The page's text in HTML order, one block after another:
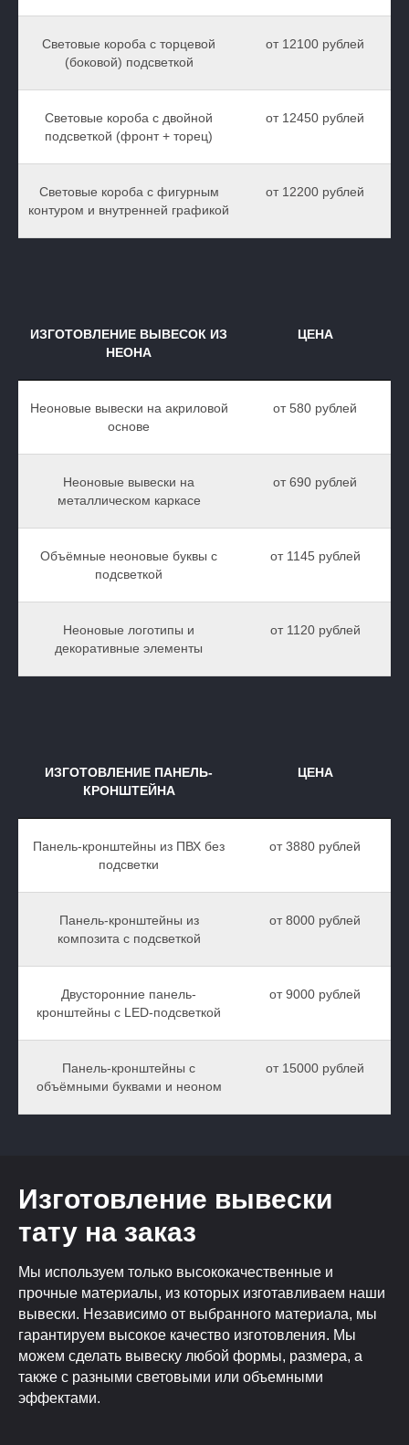
Световые короба с торцевой
(боковой) подсветкой
от 12100 рублей
Световые короба с двойной
подсветкой (фронт + торец)
от 12450 рублей
Световые короба с фигурным
контуром и внутренней графикой
от 12200 рублей
ИЗГОТОВЛЕНИЕ ВЫВЕСОК ИЗ
НЕОНА
ЦЕНА
Неоновые вывески на акриловой
основе
от 580 рублей
Неоновые вывески на
металлическом каркасе
от 690 рублей
Объёмные неоновые буквы с
подсветкой
от 1145 рублей
Неоновые логотипы и
декоративные элементы
от 1120 рублей
ИЗГОТОВЛЕНИЕ ПАНЕЛЬ-
КРОНШТЕЙНА
ЦЕНА
Панель-кронштейны из ПВХ без
подсветки
от 3880 рублей
Панель-кронштейны из
композита с подсветкой
от 8000 рублей
Двусторонние панель-
кронштейны с LED-подсветкой
от 9000 рублей
Панель-кронштейны с
объёмными буквами и неоном
от 15000 рублей
Изготовление вывески
тату на заказ
Мы используем только высококачественные и
прочные материалы, из которых изготавливаем наши
вывески. Независимо от выбранного материала, мы
гарантируем высокое качество изготовления. Мы
можем сделать вывеску любой формы, размера, а
также с разными световыми или объемными
эффектами.